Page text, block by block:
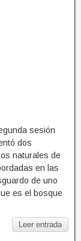
sesión
dos
naturales de
en las
de uno
es el bosque
Leer entrada